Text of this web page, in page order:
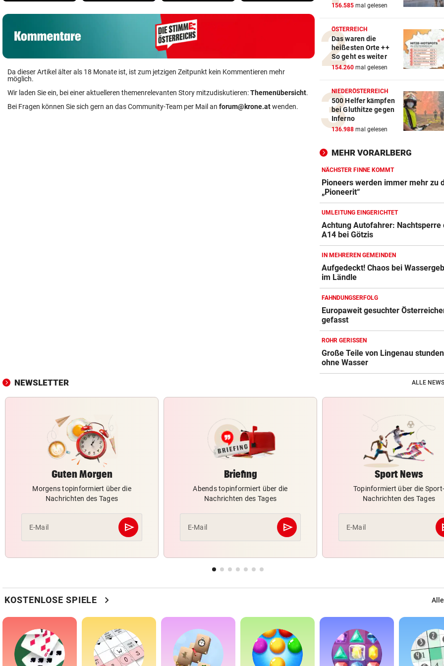
Da dieser Artikel älter als 18 Monate ist, ist zum jetzigen Zeitpunkt kein Kommentieren mehr
möglich.
Wir laden Sie ein, bei einer aktuelleren themenrelevanten Story mitzudiskutieren:Themenübersicht.
Bei Fragen können Sie sich gern an das Community-Team per Mail an forum@krone.atwenden.
156.585 mal gelesen
ÖSTERREICH
Das waren die
heißesten Orte ++
So geht es weiter
154.260 mal gelesen
NIEDERÖSTERREICH
500 Helfer kämpfen
bei Gluthitze gegen
Inferno
136.988 mal gelesen
MEHR VORARLBERG
NÄCHSTER FINNE KOMMT
Pioneers werden immer mehr zu
„Pioneerit“
UMLEITUNG EINGERICHTET
Achtung Autofahrer: Nachtsperre
A14 bei Götzis
IN MEHREREN GEMEINDEN
Aufgedeckt! Chaos bei
im Ländle
FAHNDUNGSERFOLG
Europaweit gesuchter
gefasst
ROHR GERISSEN
Große Teile von Lingenau
ohne Wasser
NEWSLETTER ALLE
Guten Morgen
Morgens topinformiert über die
Nachrichten des Tages
E-Mail send
Abschicken
Briefing
Abends topinformiert über die
Nachrichten des Tages
E-Mail send
Abschicken
Sport News
Topinformiert über die
Nachrichten des Tages
E-Mail
KOSTENLOSE SPIELE chevron_right